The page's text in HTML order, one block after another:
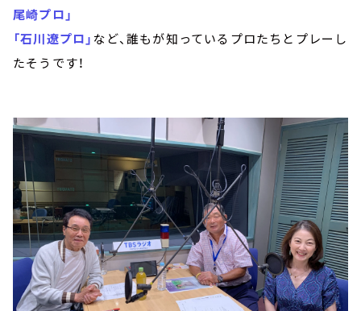
尾崎プロ」
「石川遼プロ」 など、誰もが知っているプロたちとプレーし
たそうです！